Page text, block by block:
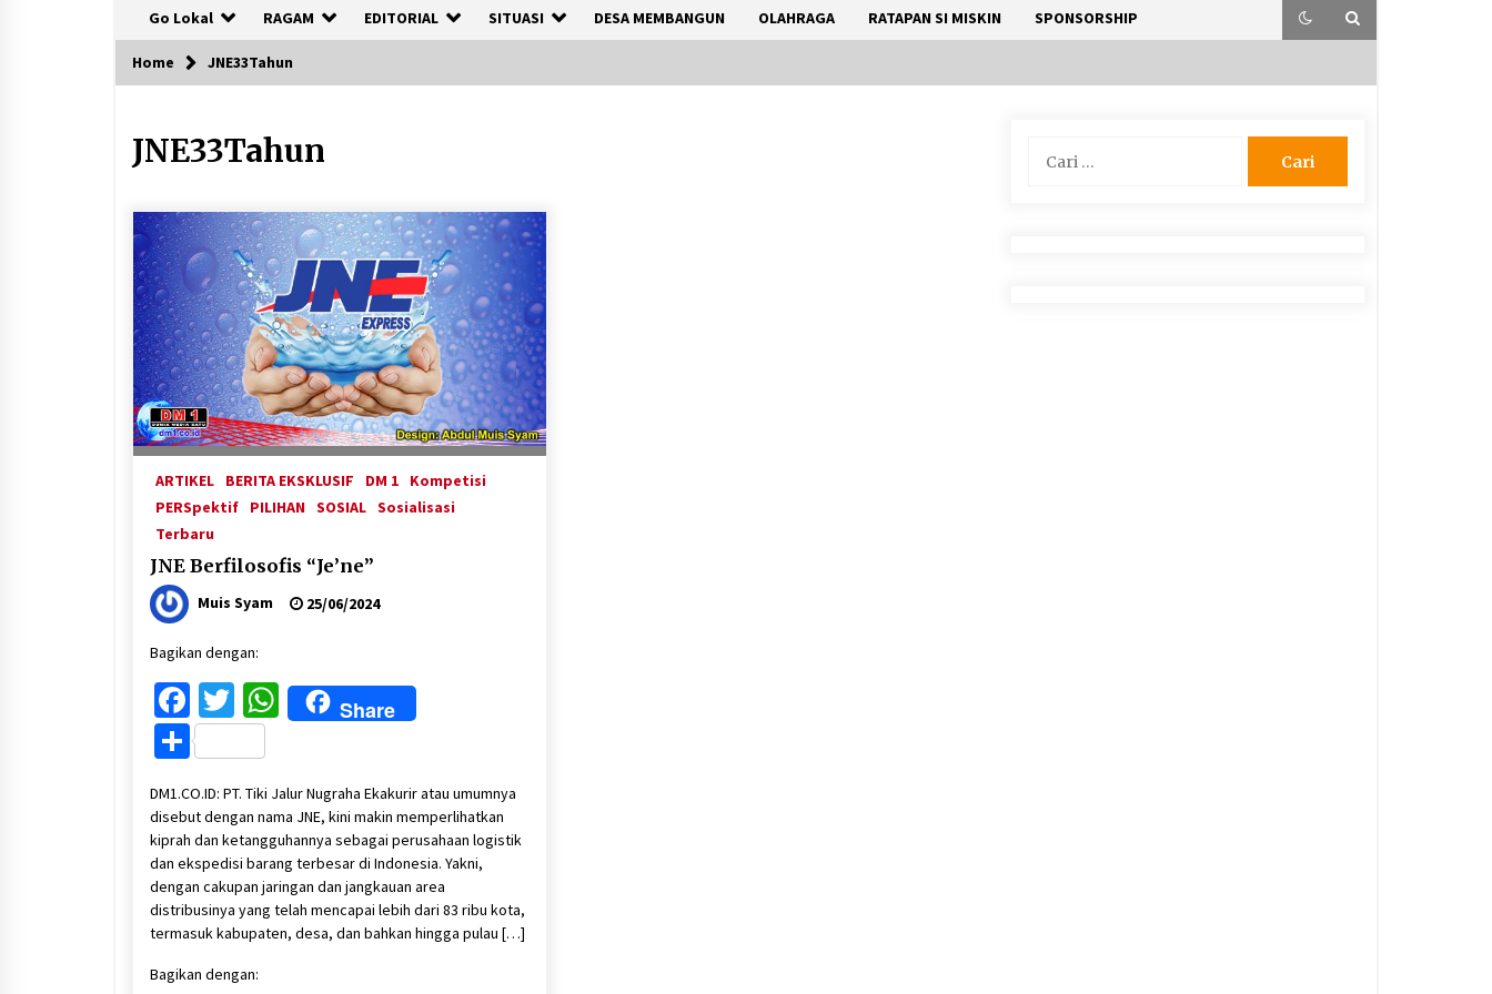
Go Lokal RAGAM EDITORIAL SITUASI DESA MEMBANGUN OLAHRAGA RATAPAN SI MISKIN SPONSORSHIP
Home JNE33Tahun
JNE33Tahun
ARTIKEL BERITA EKSKLUSIF DM 1
Kompetisi
PERSpektif
PILIHAN SOSIAL Sosialisasi
Terbaru
JNE Berfilosofis “Je’ne”
Muis Syam 25/06/2024
Bagikan dengan:
Facebook
Twitter
WhatsApp
Share
Share
DM1.CO.ID: PT. Tiki Jalur Nugraha Ekakurir atau umumnya
disebut dengan nama JNE, kini makin memperlihatkan
kiprah dan ketangguhannya sebagai perusahaan logistik
dan ekspedisi barang terbesar di Indonesia. Yakni,
dengan cakupan jaringan dan jangkauan area
distribusinya yang telah mencapai lebih dari 83 ribu kota,
termasuk kabupaten, desa, dan bahkan hingga pulau […]
Bagikan dengan:
untuk: